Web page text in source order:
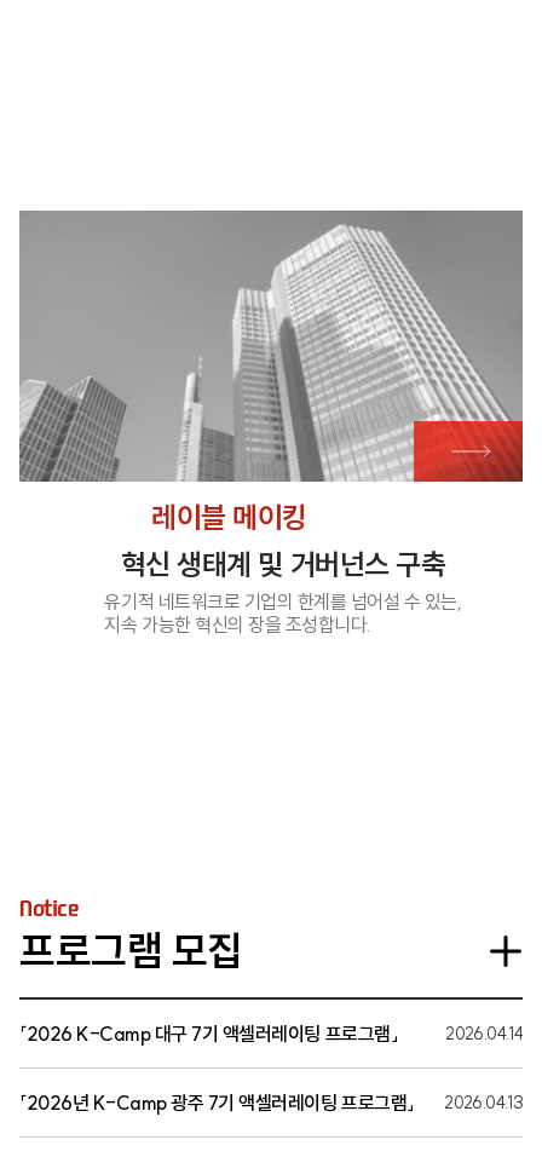
레이블 메이킹
혁신 생태계 및 거버넌스 구축
유기적 네트워크로 기업의 한계를 넘어설 수 있는,
지속 가능한 혁신의 장을 조성합니다.
Notice
프로그램 모집
「2026 K-Camp 대구 7기 액셀러레이팅 프로그램」 2026.04.14
「2026년 K-Camp 광주 7기 액셀러레이팅 프로그램」 2026.04.13